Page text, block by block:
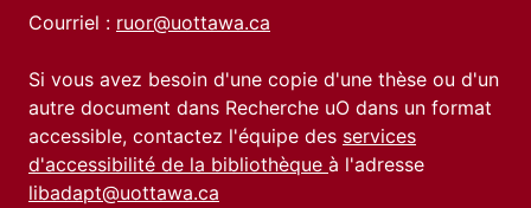
Courriel : ruor@uottawa.ca
Si vous avez besoin d'une copie d'une thèse ou d'un
autre document dans Recherche uO dans un format
accessible, contactez l'équipe des services
d'accessibilité de la bibliothèque à l'adresse
libadapt@uottawa.ca